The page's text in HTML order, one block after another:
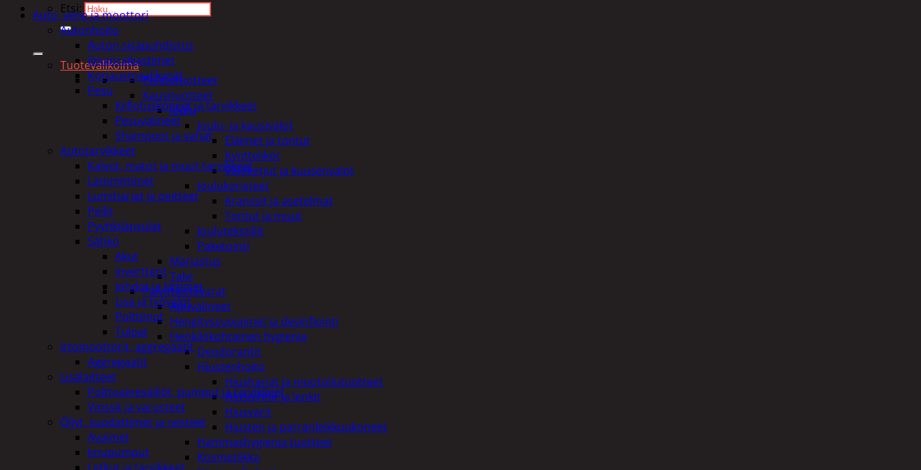
Etsi:
Tuotevalikoima
Poistotuotteet
Kausituotteet
Joulu
Joulu- ja kausivalot
Eläimet ja tontut
Kyntteliköt
Valoketjut ja kuusenvalot
Joulukoristeet
Kranssit ja asetelmat
Tontut ja muut
Joulutekstiilit
Paketointi
Marjastus
Talvi
Päivittäistavarat
Apuvälineet
Hengityssuojaimet ja desinfiointi
Henkilökohtainen hygienia
Deodorantit
Hiustenhoito
Hiusharjat ja muotoilutuotteet
Hiuspinnit ja lenkit
Hiusvärit
Hiusten ja parranleikkuukoneet
Hammashygienia tuotteet
Kosmetiikka
Auto, vene ja moottori
Autonhoito
Auton sisäpuhdistus
ilmanraikastimet
Korjausmaalikynät
Pesu
Kiillotuskoneet ja tarvikkeet
Pesuvälineet
Shampoot ja vahat
Autotarvikkeet
Kalvot, matot ja muut tarvikkeet
Lämmittimet
Lumiharjat ja peitteet
Peilit
Pyyhkijänsulat
Sähkö
Akut
invertterit
Johdot ja liittimet
Lisä ja työvalot
Polttimot
Tulpat
Irtomoottorit, aggregaatit
Aggregaatit
Lisälaitteet
Polttoainesäiliöt, pumput ja tarvikkeet
Vinssit ja varusteet
Öljyt, suodattimet ja nesteet
Avaimet
Imupumput